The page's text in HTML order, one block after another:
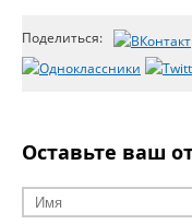
Поделиться:
Оставьте ваш